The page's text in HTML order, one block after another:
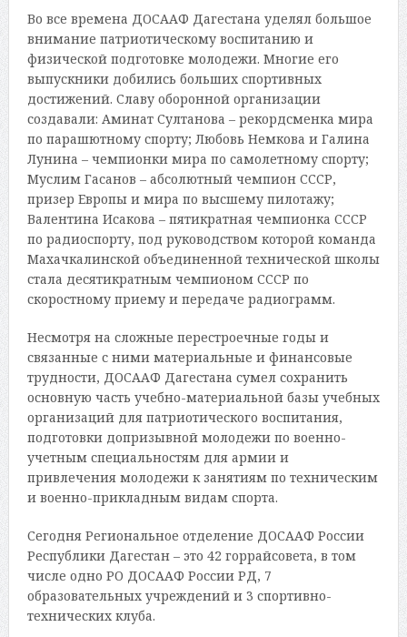
Во все времена ДОСААФ Дагестана уделял большое
внимание патриотическому воспитанию и
физической подготовке молодежи. Многие его
выпускники добились больших спортивных
достижений. Славу оборонной организации
создавали: Аминат Султанова – рекордсменка мира
по парашютному спорту; Любовь Немкова и Галина
Лунина – чемпионки мира по самолетному спорту;
Муслим Гасанов – абсолютный чемпион СССР,
призер Европы и мира по высшему пилотажу;
Валентина Исакова – пятикратная чемпионка СССР
по радиоспорту, под руководством которой команда
Махачкалинской объединенной технической школы
стала десятикратным чемпионом СССР по
скоростному приему и передаче радиограмм.
Несмотря на сложные перестроечные годы и
связанные с ними материальные и финансовые
трудности, ДОСААФ Дагестана сумел сохранить
основную часть учебно-материальной базы учебных
организаций для патриотического воспитания,
подготовки допризывной молодежи по военно-
учетным специальностям для армии и
привлечения молодежи к занятиям по техническим
и военно-прикладным видам спорта.
Сегодня Региональное отделение ДОСААФ России
Республики Дагестан – это 42 горрайсовета, в том
числе одно РО ДОСААФ России РД, 7
образовательных учреждений и 3 спортивно-
технических клуба.